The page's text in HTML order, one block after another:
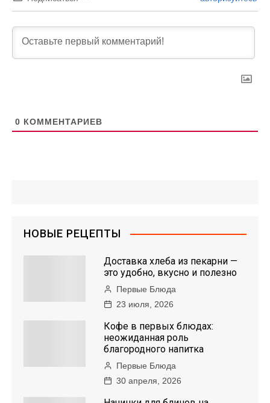
0 КОММЕНТАРИЕВ
НОВЫЕ РЕЦЕПТЫ
Доставка хлеба из пекарни —
это удобно, вкусно и полезно
Первые Блюда
23 июля, 2026
Кофе в первых блюдах:
неожиданная роль
благородного напитка
Первые Блюда
30 апреля, 2026